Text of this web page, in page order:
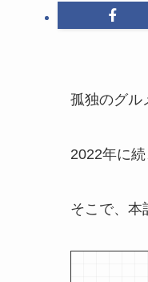
孤独のグル
2022年に
そこで、本